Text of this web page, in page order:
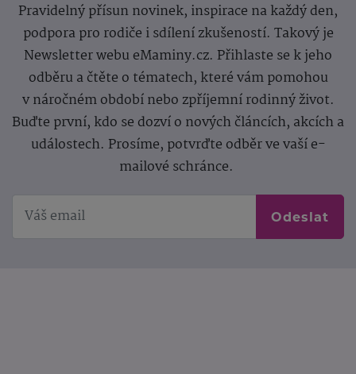
Pravidelný přísun novinek, inspirace na každý den,
podpora pro rodiče i sdílení zkušeností. Takový je
Newsletter webu eMaminy.cz. Přihlaste se k jeho
odběru a čtěte o tématech, které vám pomohou
v náročném období nebo zpříjemní rodinný život.
Buďte první, kdo se dozví o nových článcích, akcích a
událostech. Prosíme, potvrďte odběr ve vaší e-
mailové schránce.
Odeslat